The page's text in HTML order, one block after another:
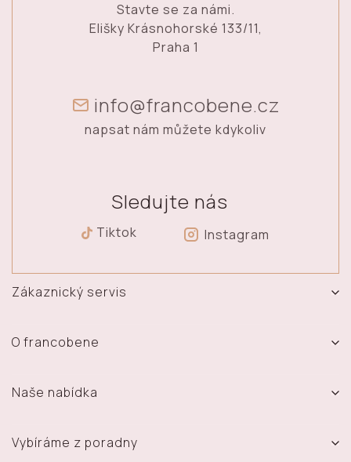
Stavte se za námi.
Elišky Krásnohorské 133/11,
Praha 1
info@francobene.cz
napsat nám můžete kdykoliv
Sledujte nás
Tiktok Instagram
Zákaznický servis
Doprava a platba
Ochrana osobních údajů
Vydělávejte s námi - Affiliate systém
O francobene
Prodejna
Materiál šperků
Naše nabídka
Prsteny
Vybíráme z poradny